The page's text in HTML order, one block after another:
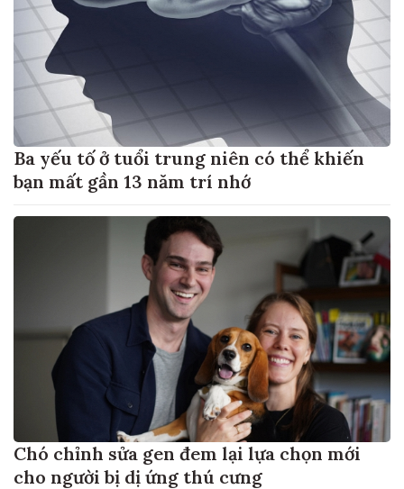
Ba yếu tố ở tuổi trung niên có thể khiến
bạn mất gần 13 năm trí nhớ
Chó chỉnh sửa gen đem lại lựa chọn mới
cho người bị dị ứng thú cưng